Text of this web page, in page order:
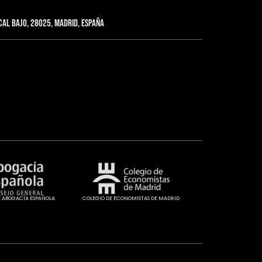
Bajo, 28025, Madrid, España
ABOGACÍA ESPAÑOLA COLEGIO DE ECONOMISTAS DE MADRID